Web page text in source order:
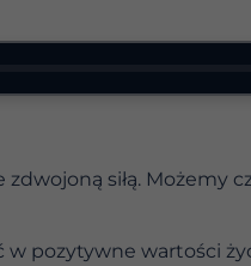
siłą. Możemy
pozytywne wartości